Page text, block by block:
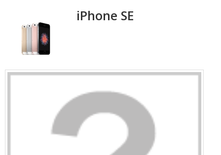
SMARTPHONE ET TABLETTE
DÉPANNAGE INFORMATIQUE À DOMICILE
RÉPARATION DE PC À DOMICILE
iPhone SE